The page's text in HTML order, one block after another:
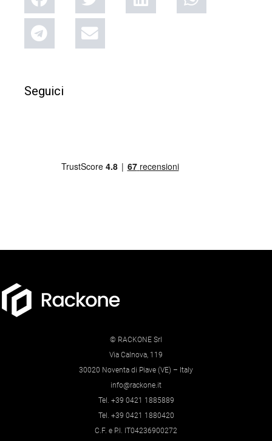
Seguici
© RACKONE Srl
Via Calnova, 119
30020 Noventa di Piave (VE) – Italy
info@rackone.it
Tel. +39 0421 1885889
Tel. +39 0421 1880420
C.F. e P.I. IT04236900272